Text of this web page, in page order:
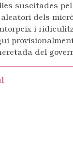
suscitades
dels
i
del